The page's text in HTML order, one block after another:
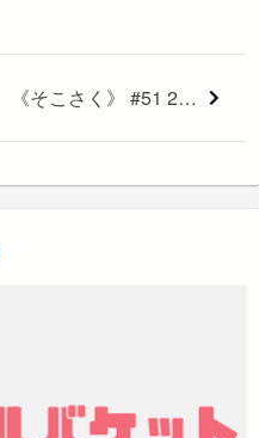
《そこさく》 #51 2021年10月10日放送分【3rdシングルヒット祈願！空中ブランコ！前半】 そこ曲がったら、櫻坂？